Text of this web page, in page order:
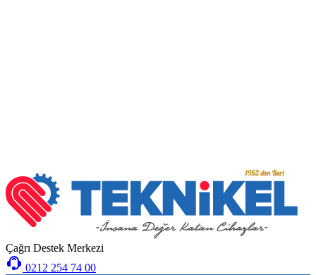
Çağrı Destek Merkezi
0212 254 74 00